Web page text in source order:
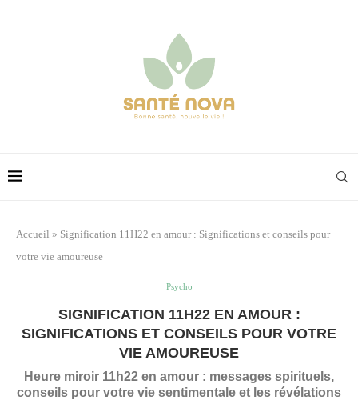
Accueil » Signification 11H22 en amour : Significations et conseils pour
votre vie amoureuse
Psycho
SIGNIFICATION 11H22 EN AMOUR :
SIGNIFICATIONS ET CONSEILS POUR VOTRE
VIE AMOUREUSE
Heure miroir 11h22 en amour : messages spirituels,
conseils pour votre vie sentimentale et les révélations